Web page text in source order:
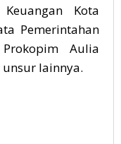
Kota
Pemerintahan
Aulia
lainnya.